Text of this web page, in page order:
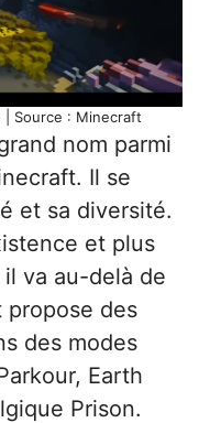
| Source : Minecraft
nom parmi
Il se
et sa diversité.
et plus
va au-delà de
des
des modes
Earth
Prison.